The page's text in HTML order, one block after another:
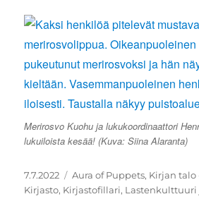
Merirosvo Kuohu ja lukukoordinaattori
lukuiloista kesää! (Kuva: Siina Alaranta)
Julkaistu
7.7.2022 Avainsanat
Aura of Puppets, Kirjan talo
Kirjasto, Kirjastofillari, Lastenkulttuuri